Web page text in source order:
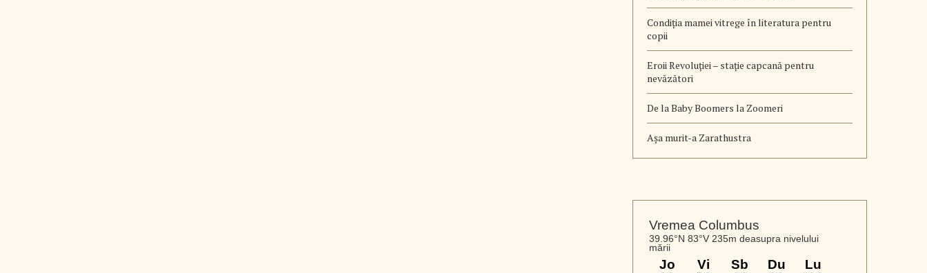
Condiția mamei vitrege în literatura pentru
copii
Eroii Revoluției – stație capcană pentru
nevăzători
De la Baby Boomers la Zoomeri
Aşa murit-a Zarathustra